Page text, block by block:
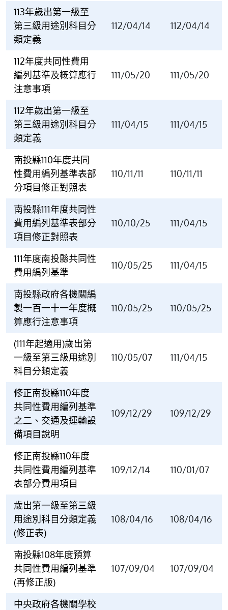
113年歲出第一級至
第三級用途別科目分
類定義
112/04/14 112/04/14
112年度共同性費用
編列基準及概算應行
注意事項
111/05/20 111/05/20
112年歲出第一級至
第三級用途別科目分
類定義
111/04/15 111/04/15
南投縣110年度共同
性費用編列基準表部
分項目修正對照表
110/11/11 110/11/11
南投縣111年度共同性
費用編列基準表部分
項目修正對照表
110/10/25 111/04/15
111年度南投縣共同性
費用編列基準
110/05/25 111/04/15
南投縣政府各機關編
製一百一十一年度概
算應行注意事項
110/05/25 110/05/25
(111年起適用)歲出第
一級至第三級用途別
科目分類定義
110/05/07 111/04/15
修正南投縣110年度
共同性費用編列基準
之二、交通及運輸設
備項目說明
109/12/29 109/12/29
修正南投縣110年度
共同性費用編列基準
表部分費用項目
109/12/14 110/01/07
歲出第一級至第三級
用途別科目分類定義
(修正表)
108/04/16 108/04/16
南投縣108年度預算
共同性費用編列基準
(再修正版)
107/09/04 107/09/04
中央政府各機關學校